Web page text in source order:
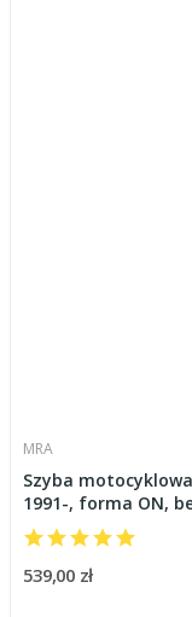
MRA
Szyba motocyklowa
1991-, forma ON,
539,00 zł